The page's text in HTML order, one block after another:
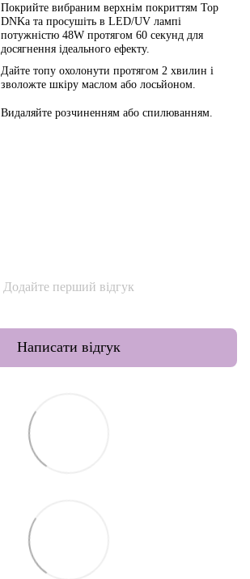
Покрийте вибраним верхнім покриттям Top
DNKa та просушіть в LED/UV лампі
потужністю 48W протягом 60 секунд для
досягнення ідеального ефекту.
Дайте топу охолонути протягом 2 хвилин і
зволожте шкіру маслом або лосьйоном.
Видаляйте розчиненням або спилюванням.
Додайте перший відгук
Написати відгук